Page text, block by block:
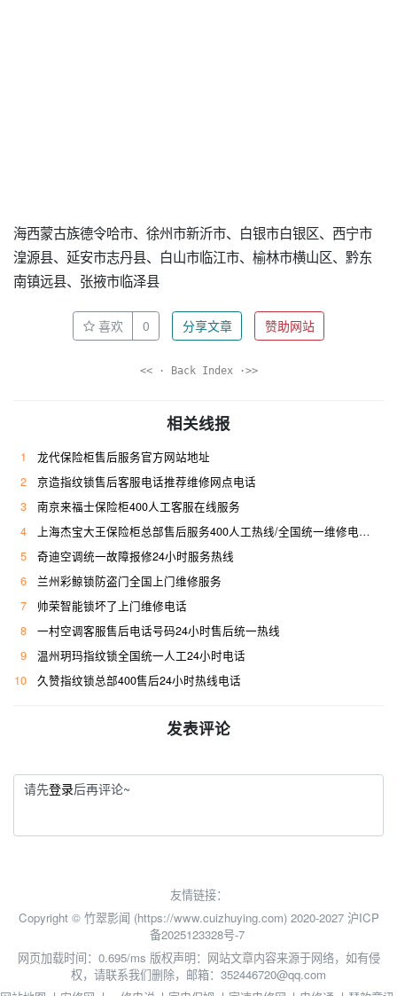
海西蒙古族德令哈市、徐州市新沂市、白银市白银区、西宁市
湟源县、延安市志丹县、白山市临江市、榆林市横山区、黔东
南镇远县、张掖市临泽县
喜欢 0 分享文章 赞助网站
<< · Back Index ·>>
相关线报
1
龙代保险柜售后服务官方网站地址
2
京造指纹锁售后客服电话推荐维修网点电话
3
南京来福士保险柜400人工客服在线服务
4
上海杰宝大王保险柜总部售后服务400人工热线/全国统一维修电话是多少
5
奇迪空调统一故障报修24小时服务热线
6
兰州彩鲸锁防盗门全国上门维修服务
7
帅荣智能锁坏了上门维修电话
8
一村空调客服售后电话号码24小时售后统一热线
9
温州玥玛指纹锁全国统一人工24小时电话
10
久赞指纹锁总部400售后24小时热线电话
发表评论
请先登录后再评论~
友情链接：
Copyright © 竹翠影闻 (https://www.cuizhuying.com) 2020-2027 沪ICP
备2025123328号-7
网页加载时间：0.695/ms 版权声明：网站文章内容来源于网络，如有侵
权，请联系我们删除，邮箱：352446720@qq.com